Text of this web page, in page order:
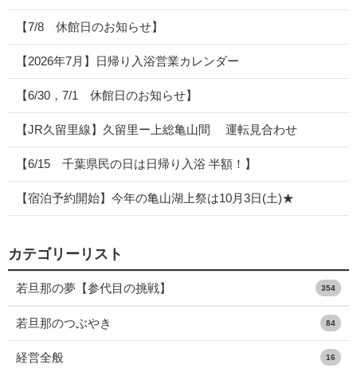
【7/8 休館日のお知らせ】
【2026年7月】日帰り入浴営業カレンダー
【6/30，7/1 休館日のお知らせ】
【JR久留里線】久留里ー上総亀山間 運転見合わせ
【6/15 千葉県民の日は日帰り入浴 半額！】
【宿泊予約開始】今年の亀山湖上祭は10月3日(土)★
カテゴリーリスト
若旦那の夢【参代目の挑戦】 354
若旦那のつぶやき 84
経営全般 16